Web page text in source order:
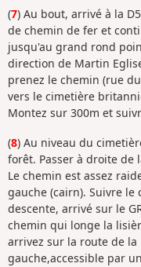
(7) Au bout, arrivé à la
de chemin de fer et
jusqu'au grand rond
direction de Martin
prenez le chemin (rue
vers le cimetière
Montez sur 300m et
(8) Au niveau du
forêt. Passer à droite de
Le chemin est assez
gauche (cairn). Suivre
descente, arrivé sur le
chemin qui longe la
arrivez sur la route de
gauche,accessible par